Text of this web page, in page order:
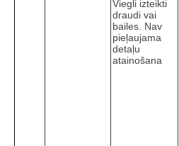
Viegli izteikti
draudi vai
bailes. Nav
pieļaujama
detaļu
atainošana